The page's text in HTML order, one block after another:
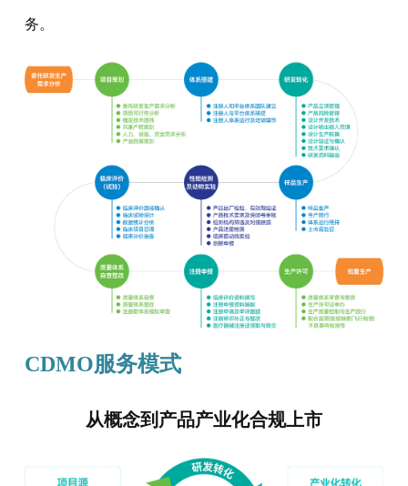
务。
CDMO服务模式
从概念到产品产业化合规上市